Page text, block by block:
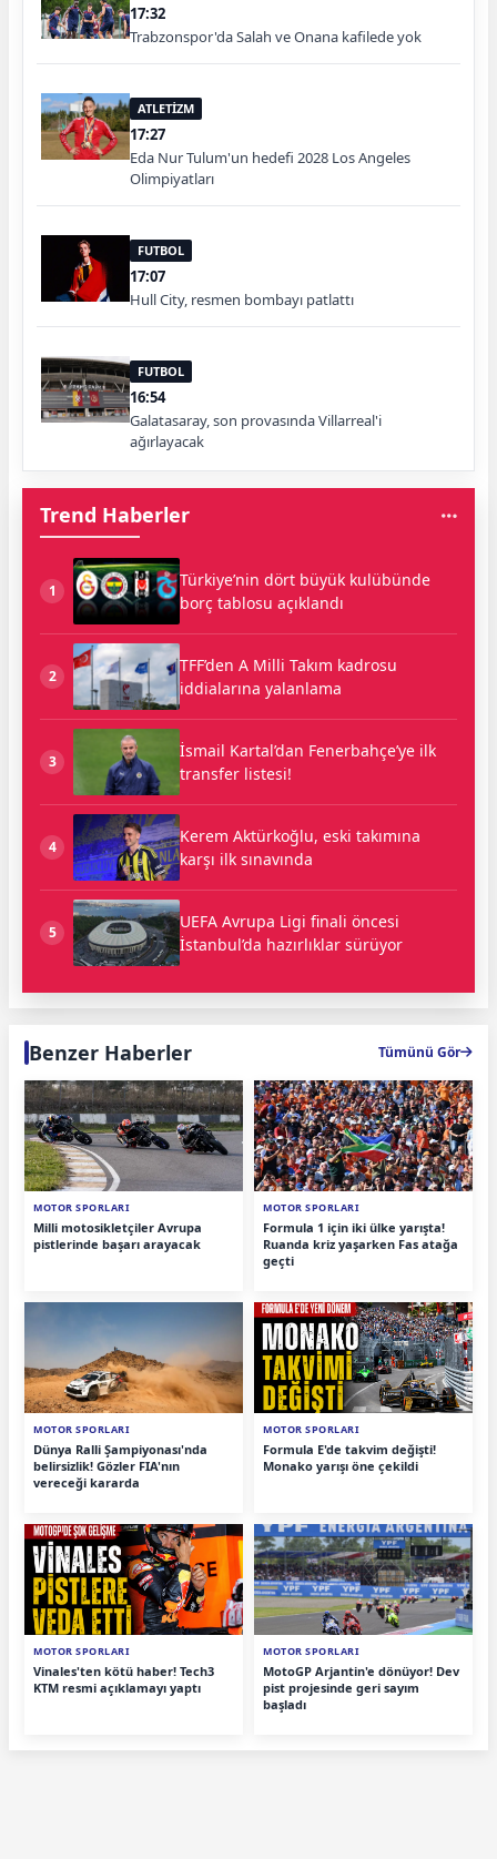
17:32
Trabzonspor'da Salah ve Onana kafilede yok
ATLETİZM
17:27
Eda Nur Tulum'un hedefi 2028 Los Angeles
Olimpiyatları
FUTBOL
17:07
Hull City, resmen bombayı patlattı
FUTBOL
16:54
Galatasaray, son provasında Villarreal'i
ağırlayacak
Trend Haberler
1
Türkiye’nin dört büyük kulübünde
borç tablosu açıklandı
2
TFF’den A Milli Takım kadrosu
iddialarına yalanlama
3
İsmail Kartal’dan Fenerbahçe’ye ilk
transfer listesi!
4
Kerem Aktürkoğlu, eski takımına
karşı ilk sınavında
5
UEFA Avrupa Ligi finali öncesi
İstanbul’da hazırlıklar sürüyor
Benzer Haberler Tümünü Gör
MOTOR SPORLARI
Milli motosikletçiler Avrupa
pistlerinde başarı arayacak
MOTOR SPORLARI
Formula 1 için iki ülke yarışta!
Ruanda kriz yaşarken Fas atağa
geçti
MOTOR SPORLARI
Dünya Ralli Şampiyonası'nda
belirsizlik! Gözler FIA'nın
vereceği kararda
MOTOR SPORLARI
Formula E'de takvim değişti!
Monako yarışı öne çekildi
MOTOR SPORLARI
Vinales'ten kötü haber! Tech3
KTM resmi açıklamayı yaptı
MOTOR SPORLARI
MotoGP Arjantin'e dönüyor! Dev
pist projesinde geri sayım
başladı